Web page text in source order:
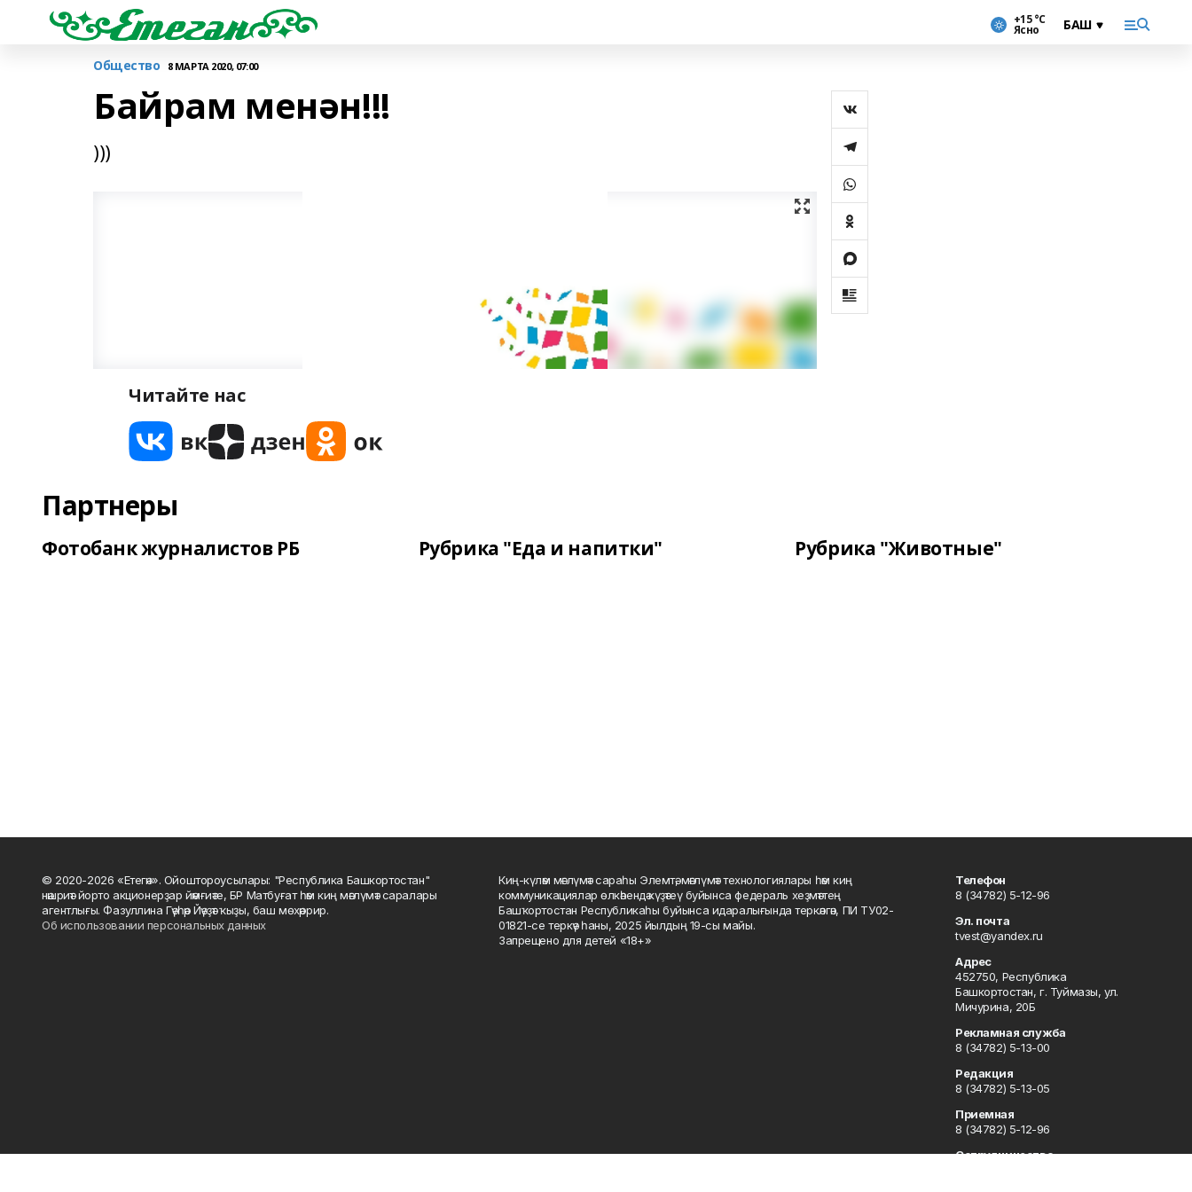
+15 °С
Ясно
Общество 8 МАРТА 2020, 07:00
Байрам менән!!!
)))
Читайте нас
Партнеры
Фотобанк журналистов РБ Рубрика "Еда и напитки" Рубрика "Животные"
© 2020-2026 «Етегән». Ойоштороусылары: "Республика Башкортостан"
нәшриәт йорто акционерҙар йәмғиәте, БР Матбуғат һәм киң мәғлүмәт саралары
агентлығы. Фазуллина Гәүһәр Йәүҙәт ҡыҙы, баш мөхәррир.
Об использовании персональных данных
Киң-күләм мәғлүмәт сараһы Элемтә, мәғлүмәт технологиялары һәм киң
коммуникациялар өлкәһендә күҙәтеү буйынса федераль хеҙмәттең
Башҡортостан Республикаһы буйынса идаралығында теркәлгән, ПИ ТУ02-
01821-се теркәү һаны, 2025 йылдың 19-сы майы.
Запрещено для детей «18+»
Телефон
8 (34782) 5-12-96
Эл. почта
tvest@yandex.ru
Адрес
452750, Республика
Башкортостан, г. Туймазы, ул.
Мичурина, 20Б
Рекламная служба
8 (34782) 5-13-00
Редакция
8 (34782) 5-13-05
Приемная
8 (34782) 5-12-96
Сотрудничество